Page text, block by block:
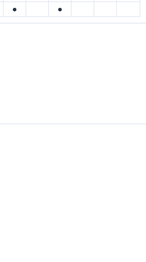
● ●